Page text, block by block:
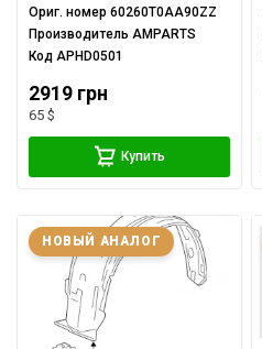
Ориг. номер60260T0AA90ZZ
ПроизводительAMPARTS
КодAPHD0501
2919 грн
65 $
Купить
НОВЫЙ АНАЛОГ